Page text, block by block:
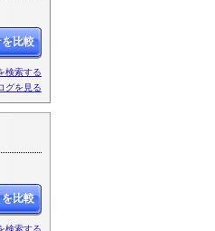
比較
検索する
グを見る
比較
検索する